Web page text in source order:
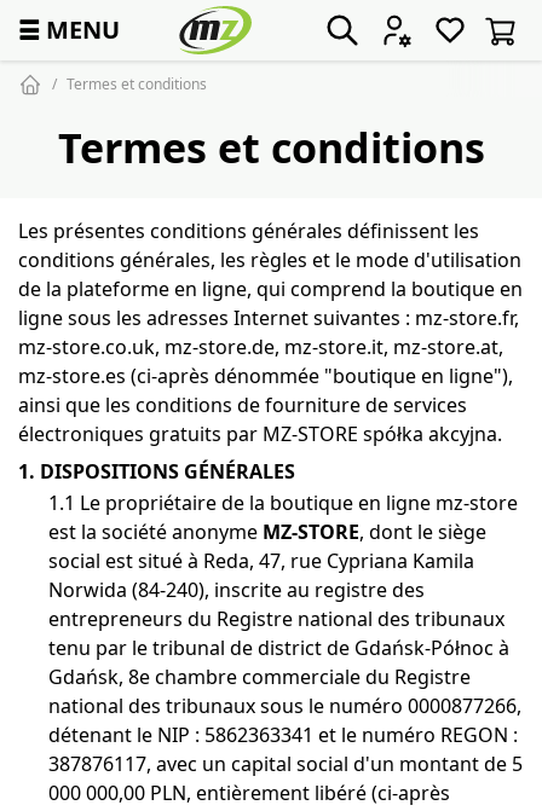
☰ MENU
Termes et conditions
Termes et conditions
Les présentes conditions générales définissent les
conditions générales, les règles et le mode d'utilisation
de la plateforme en ligne, qui comprend la boutique en
ligne sous les adresses Internet suivantes : mz-store.fr,
mz-store.co.uk, mz-store.de, mz-store.it, mz-store.at,
mz-store.es (ci-après dénommée "boutique en ligne"),
ainsi que les conditions de fourniture de services
électroniques gratuits par MZ-STORE spółka akcyjna.
1. DISPOSITIONS GÉNÉRALES
1.1 Le propriétaire de la boutique en ligne mz-store
est la société anonyme MZ-STORE , dont le siège
social est situé à Reda, 47, rue Cypriana Kamila
Norwida (84-240), inscrite au registre des
entrepreneurs du Registre national des tribunaux
tenu par le tribunal de district de Gdańsk-Północ à
Gdańsk, 8e chambre commerciale du Registre
national des tribunaux sous le numéro 0000877266,
détenant le NIP : 5862363341 et le numéro REGON :
387876117, avec un capital social d'un montant de 5
000 000,00 PLN, entièrement libéré (ci-après